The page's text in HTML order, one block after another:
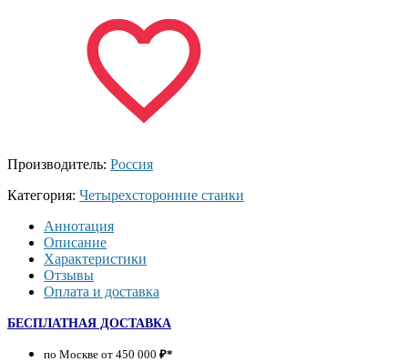
Производитель: Россия
Категория: Четырехсторонние станки
Аннотация
Описание
Характеристики
Отзывы
Оплата и доставка
БЕСПЛАТНАЯ ДОСТАВКА
по Москве от 450 000 ₽*